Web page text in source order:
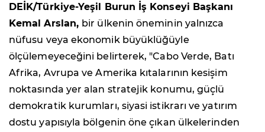
DEİK/Türkiye-Yeşil Burun İş Konseyi Başkanı
Kemal Arslan, bir ülkenin öneminin yalnızca
nüfusu veya ekonomik büyüklüğüyle
ölçülemeyeceğini belirterek, "Cabo Verde, Batı
Afrika, Avrupa ve Amerika kıtalarının kesişim
noktasında yer alan stratejik konumu, güçlü
demokratik kurumları, siyasi istikrarı ve yatırım
dostu yapısıyla bölgenin öne çıkan ülkelerinden